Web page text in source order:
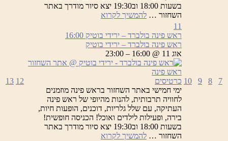
בשעות 18:00 וב19:30 יצא סיור מודרך באתר
השחזור … להמשיך לקרוא
בולברד
–
ירידי
בוטיק
7
8
9
10
11
ראש פינה בולברד – ירידי בוטיק 16:00
ראש פינה בולברד – ירידי בוטיק
אוג 11 @ 16:00 – 23:00
כרטיסים
ימי חמישי באתר השחזור בראש פינה מוזמנים
לחוויה תרבותית, להנות מהיופי של ראש פינה
העתיקה, עם שלל גלריות, דוכנים, הופעות חיות,
בירה, ופעילות לילדים ואוכל! הכניסה חופשית!
בשעות 18:00 וב19:30 יצא סיור מודרך באתר
השחזור … להמשיך לקרוא
12
13